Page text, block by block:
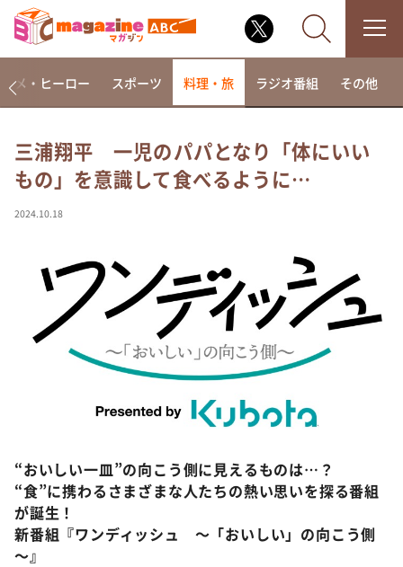
なるみ・岡村の過ぎるTV
相席食堂
～人生密着トークバラエティ！～ やすとものいたっ
て真剣です
探偵！ナイトスクープ
news おかえり
河合＆A.B.C-Z塚田×福井アナ「なんでやねん！？」
（news おかえり）
DAIGOも台所 ～きょうの献立 何にする？～
朝だ！生です旅サラダ
教えて！ニュースライブ 正義のミカタ
ＬＩＦＥ～夢のカタチ～
メ・ヒーロー スポーツ 料理・旅 ラジオ番組 その他
三浦翔平 一児のパパとなり「体にいい
もの」を意識して食べるように…
2024.10.18
“おいしい一皿”の向こう側に見えるものは…？
“食”に携わるさまざまな人たちの熱い思いを探る番組
が誕生！
新番組『ワンディッシュ ～「おいしい」の向こう側
～』